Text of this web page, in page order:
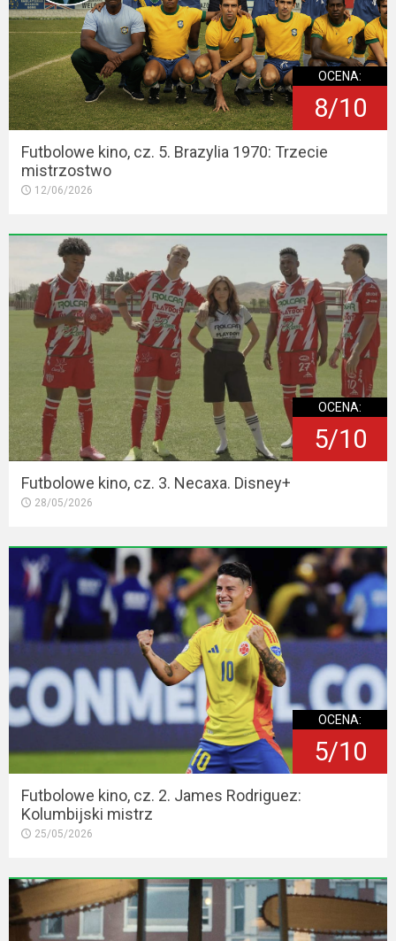
OCENA:
8/10
Futbolowe kino, cz. 5. Brazylia 1970: Trzecie
mistrzostwo
12/06/2026
OCENA:
5/10
Futbolowe kino, cz. 3. Necaxa. Disney+
28/05/2026
OCENA:
5/10
Futbolowe kino, cz. 2. James Rodriguez:
Kolumbijski mistrz
25/05/2026